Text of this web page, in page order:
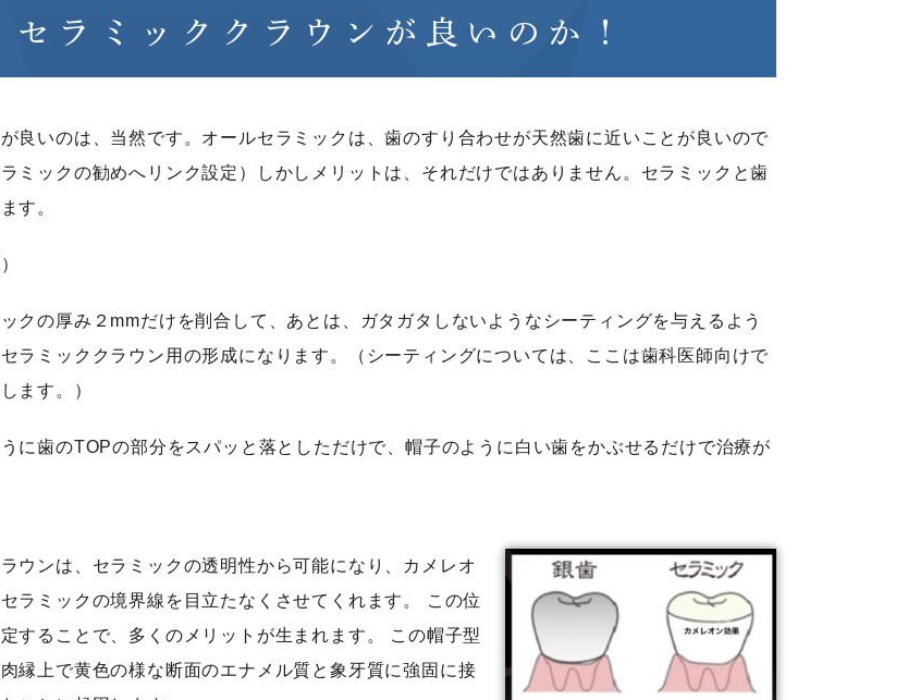
ホワイトニング 訪問歯科診療
セラミッククラウンが良いのか！
良いのは、当然です。オールセラミックは、歯のすり合わせが天然歯に近いことが良いので
ミックの勧めへリンク設定）しかしメリットは、それだけではありません。セラミックと歯
す。
クの厚み２mmだけを削合して、あとは、ガタガタしないようなシーティングを与えるよう
ラミッククラウン用の形成になります。（シーティングについては、ここは歯科医師向けで
ます。）
に歯のTOPの部分をスパッと落としただけで、帽子のように白い歯をかぶせるだけで治療が
ウンは、セラミックの透明性から可能になり、カメレオ
ラミックの境界線を目立たなくさせてくれます。 この位
することで、多くのメリットが生まれます。 この帽子型
縁上で黄色の様な断面のエナメル質と象牙質に強固に接